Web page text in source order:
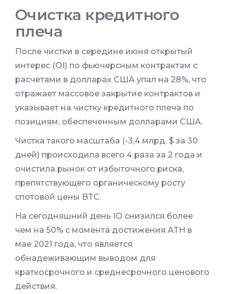
Очистка кредитного
плеча
После чистки в середине июня открытый
интерес (OI) по фьючерсным контрактам с
расчетами в долларах США упал на 28%, что
отражает массовое закрытие контрактов и
указывает на чистку кредитного плеча по
позициям, обеспеченным долларами США.
Чистка такого масштаба (-3,4 млрд. $ за 30
дней) происходила всего 4 раза за 2 года и
очистила рынок от избыточного риска,
препятствующего органическому росту
спотовой цены BTC.
На сегодняшний день IO снизился более
чем на 50% с момента достижения ATH в
мае 2021 года, что является
обнадеживающим выводом для
краткосрочного и среднесрочного ценового
действия.